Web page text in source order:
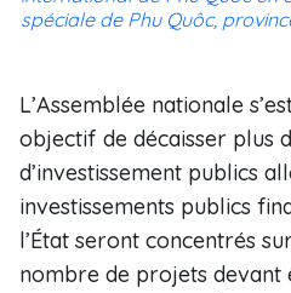
spéciale de Phu Quôc,
L’Assemblée nationale
objectif de décaisser plus
d’investissement publics
investissements publics
l’État seront concentrés
nombre de projets devant